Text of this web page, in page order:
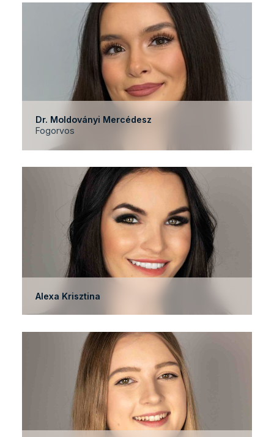
Dr. Moldoványi Mercédesz
Fogorvos
Alexa Krisztina